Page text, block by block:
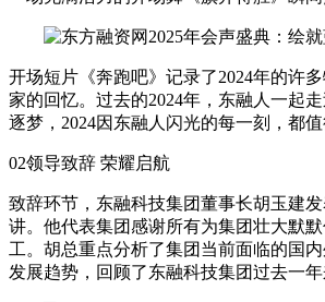
开场短片《奔跑吧》记录了2024年的许
家的回忆。过去的2024年，东融人一起
逐梦，2024因东融人闪光的每一刻，都值
02领导致辞 荣耀启航
致辞环节，东融科技集团董事长胡玉建
讲。他代表集团感谢所有为集团壮大默
工。胡总重点分析了集团当前面临的国
发展趋势，回顾了东融科技集团过去一年